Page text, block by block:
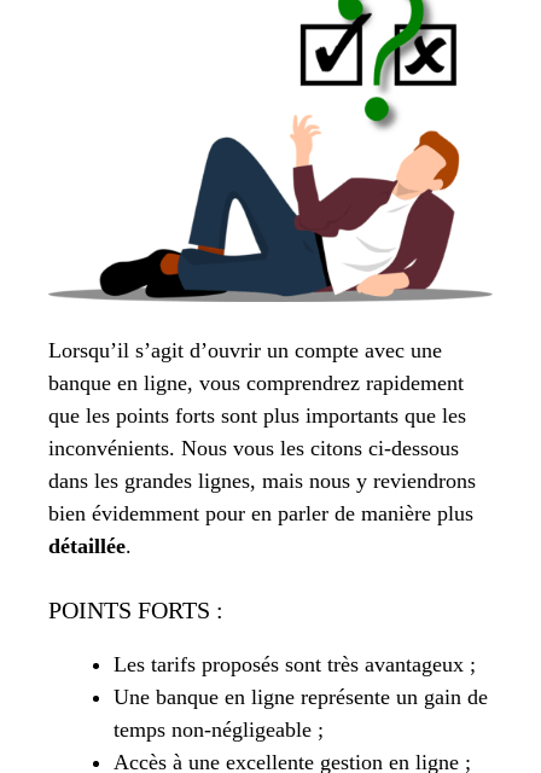
Lorsqu’il s’agit d’ouvrir un compte avec une
banque en ligne, vous comprendrez rapidement
que les points forts sont plus importants que les
inconvénients. Nous vous les citons ci-dessous
dans les grandes lignes, mais nous y reviendrons
bien évidemment pour en parler de manière plus
détaillée.
POINTS FORTS :
Les tarifs proposés sont très avantageux ;
Une banque en ligne représente un gain de
temps non-négligeable ;
Accès à une excellente gestion en ligne ;